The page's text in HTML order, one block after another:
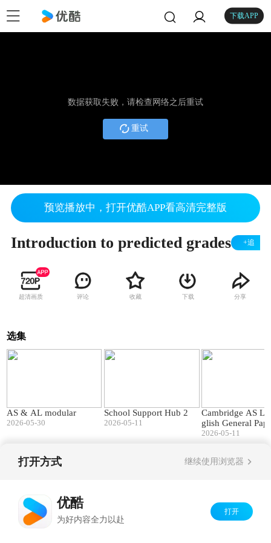
下载APP
数据获取失败，请检查网络之后重试
重试
预览播放中，打开优酷APP看高清完整版
Introduction to predicted grades +追
超清画质 评论 收藏 下载 分享
选集
AS & AL modular
2026-05-30
School Support Hub 2
2026-05-11
Cambridge AS
glish General
t's changed
2026-05-11
打开方式 继续使用浏览器
优酷
为好内容全力以赴
打开